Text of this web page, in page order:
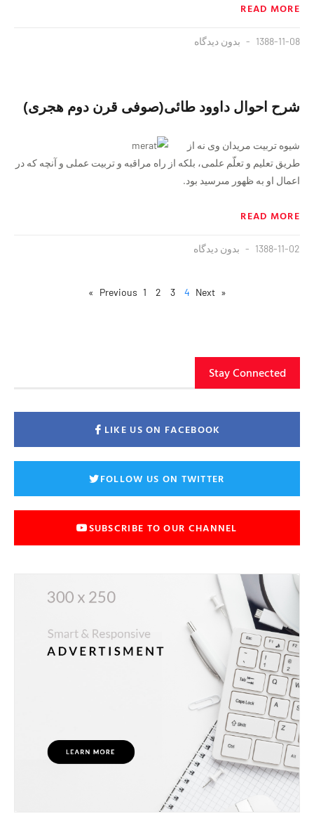
READ MORE
1388-11-08 بدون دیدگاه
شرح احوال داوود طائى(صوفی قرن دوم هجری)
شيوه تربيت مريدان وى نه از
طريق تعليم و تعلّم علمى، بلكه از راه مراقبه و تربيت عملى و آنچه كه در
اعمال او به ظهور مى‏رسيد بود.
READ MORE
1388-11-02 بدون دیدگاه
« Previous
1 2 3 4 Next »
Stay Connected
LIKE US ON FACEBOOK
FOLLOW US ON TWITTER
SUBSCRIBE TO OUR CHANNEL